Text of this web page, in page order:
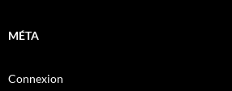
MÉTA
Connexion